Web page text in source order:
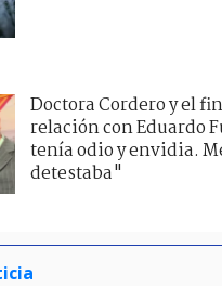
Doctora Cordero y el
relación con Eduardo
tenía odio y envidia.
detestaba"